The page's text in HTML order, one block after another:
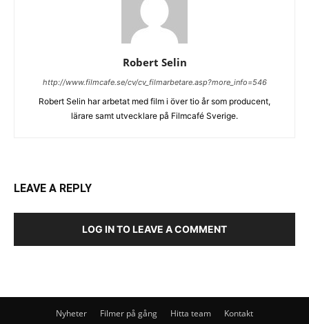
Robert Selin
http://www.filmcafe.se/cv/cv_filmarbetare.asp?more_info=546
Robert Selin har arbetat med film i över tio år som producent,
lärare samt utvecklare på Filmcafé Sverige.
LEAVE A REPLY
LOG IN TO LEAVE A COMMENT
Nyheter Filmer på gång Hitta team Kontakt